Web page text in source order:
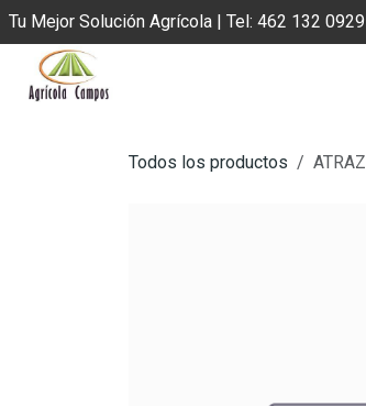
Tu Mejor Solución Agrícola | Tel: 462 132
Todos los productos